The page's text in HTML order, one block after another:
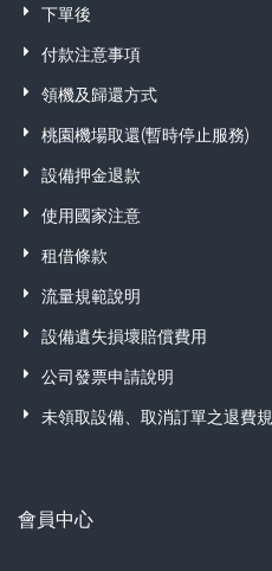
下單後
付款注意事項
領機及歸還方式
桃園機場取還(暫時停止服務)
設備押金退款
使用國家注意
租借條款
流量規範說明
設備遺失損壞賠償費用
公司發票申請說明
未領取設備、取消訂單之退費
會員中心